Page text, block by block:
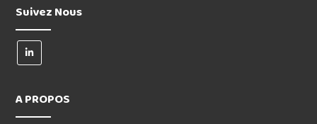
Suivez Nous
A PROPOS